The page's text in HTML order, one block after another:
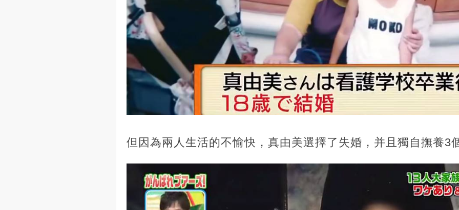
但因為兩人生活的不愉快，真由美選擇了失婚，并且獨自撫養3